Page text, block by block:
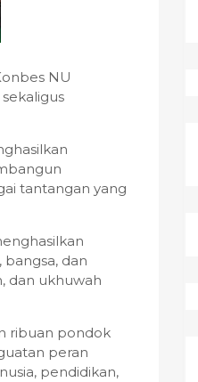
NU
tantangan yang
dan
dan ukhuwah
ribuan pondok
peran
pendidikan,